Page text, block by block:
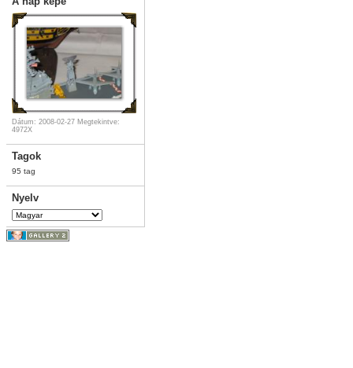
Dátum: 2008-02-27 Megtekintve:
4972X
Tagok
95 tag
Nyelv